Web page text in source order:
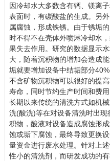
因冷却水大多数含有钙、镁离
表面时，有碳酸盐的生成。另
属腐蚀，形成铁锈。由于锈垢
时不得不在壳体外喷淋冷却水
果失去作用。研究的数据显示
大，随着沉积物的增加会造成
垢就要增加设备中结垢部分
不含矿物沉积物可以很好的提
寿命，同时节约生产时间和费用
长期以来传统的清洗方式如机
洗(酸洗)等在对设备清洗时出
积物，酸液对设备造成腐蚀形
蚀或垢下腐蚀，最终导致更换
量资金进行废水处理。针对上
性小的清洗剂，而研发成功的